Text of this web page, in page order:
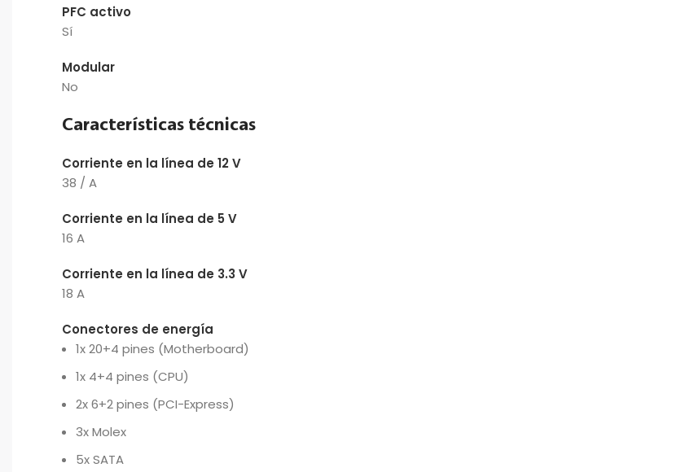
PFC activo
Sí
Modular
No
Características técnicas
Corriente en la línea de 12 V
38 / A
Corriente en la línea de 5 V
16 A
Corriente en la línea de 3.3 V
18 A
Conectores de energía
1x 20+4 pines (Motherboard)
1x 4+4 pines (CPU)
2x 6+2 pines (PCI-Express)
3x Molex
5x SATA